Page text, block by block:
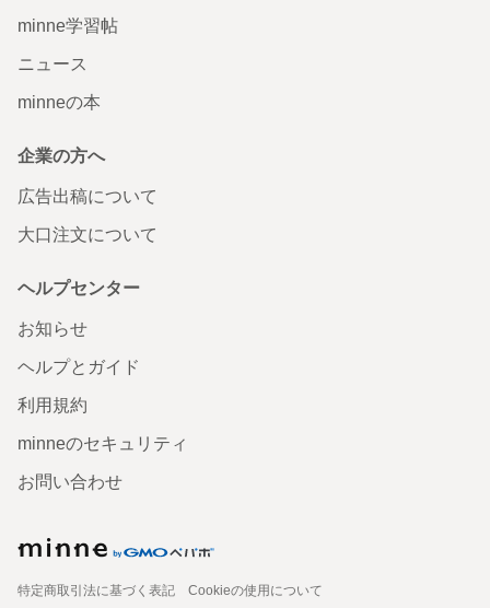
minne学習帖
ニュース
minneの本
企業の方へ
広告出稿について
大口注文について
ヘルプセンター
お知らせ
ヘルプとガイド
利用規約
minneのセキュリティ
お問い合わせ
特定商取引法に基づく表記
Cookieの使用について